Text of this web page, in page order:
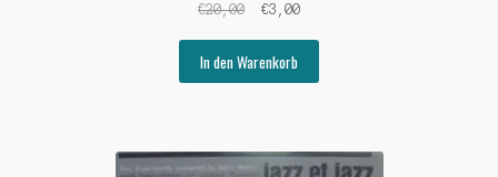
€20,00
Ursprünglicher
war:
€20,00
€3,00Aktueller
€3,00.
In den Warenkorb